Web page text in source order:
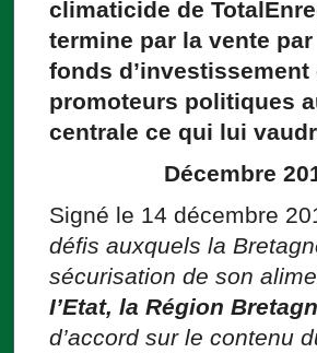
climaticide de
termine par la vente
fonds
promoteurs politiques
centrale ce qui lui
Décembre
Signé le 14 décembre
défis auxquels la
sécurisation de son
I’Etat, la Région
d’accord sur le contenu